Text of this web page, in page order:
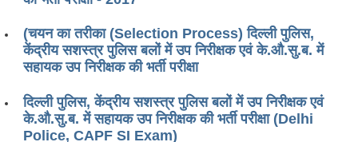
SSC CHSL PDF Ebooks
SSC CGL
SSC CGL TIER-1
(चयन का तरीका (Selection Process) दिल्ली पुलिस,
केंद्रीय सशस्त्र पुलिस बलों में उप निरीक्षक एवं के.औ.सु.ब. में
सहायक उप निरीक्षक की भर्ती परीक्षा
दिल्ली पुलिस, केंद्रीय सशस्त्र पुलिस बलों में उप निरीक्षक एवं
के.औ.सु.ब. में सहायक उप निरीक्षक की भर्ती परीक्षा (Delhi
Police, CAPF SI Exam)